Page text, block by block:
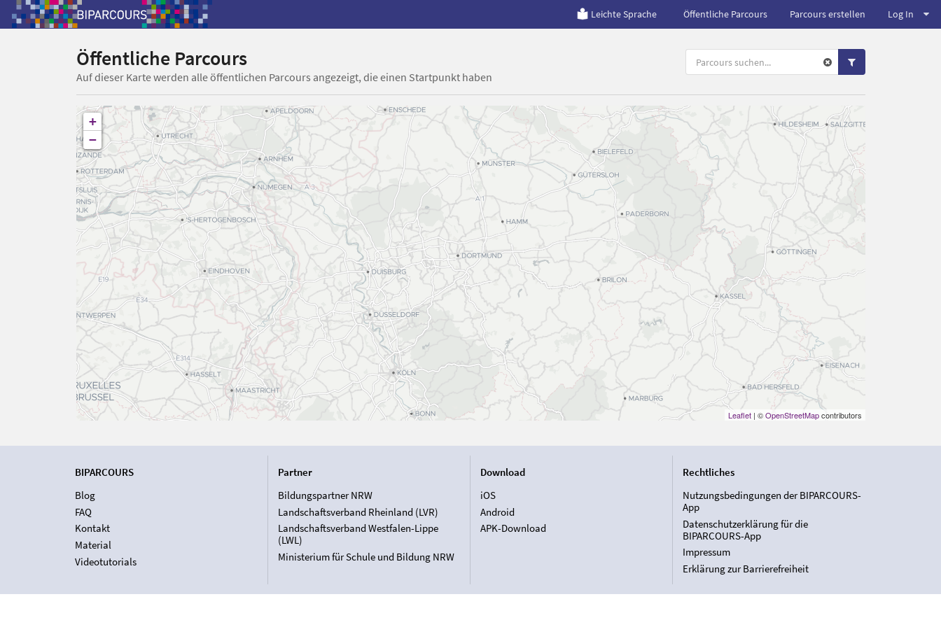
Leichte Sprache Öffentliche Parcours Parcours erstellen Log In
Öffentliche Parcours
Auf dieser Karte werden alle öffentlichen Parcours angezeigt, die einen Startpunkt haben
+
−
Leaflet| ©OpenStreetMapcontributors
BIPARCOURS
Blog
FAQ
Kontakt
Material
Videotutorials
Partner
Bildungspartner NRW
Landschaftsverband Rheinland (LVR)
Landschaftsverband Westfalen-Lippe
(LWL)
Ministerium für Schule und Bildung NRW
Download
iOS
Android
APK-Download
Rechtliches
Nutzungsbedingungen der BIPARCOURS-
App
Datenschutzerklärung für die
BIPARCOURS-App
Impressum
Erklärung zur Barrierefreiheit